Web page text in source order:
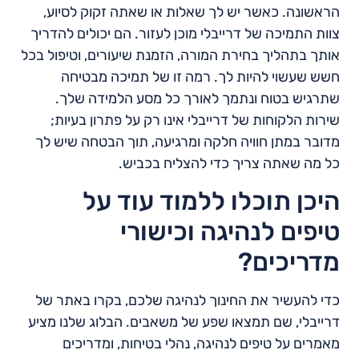
הראשונה. כאשר יש לך שאלות או שאתה זקוק לסיוע,
צוות התמיכה של דרייבלי מוכן לעזור. הם יכולים להדריך
אותך בתהליך בחירת המורה, הזמנת שיעורים, וטיפול בכל
חשש שעשוי להיות לך. רמה זו של תמיכה מבטיחה
שתרגיש בטוח ונתמך לאורך כל מסע הלמידה שלך.
שירות הלקוחות של דרייבלי אינו רק על פתרון בעיות;
מדובר במתן חוויה חלקה ומרגיעה, תוך הבטחה שיש לך
כל מה שאתה צריך כדי להצליח בכביש.
היכן תוכלו ללמוד עוד על
טיפים לנהיגה וכישורי
מדריכים?
כדי להעשיר את החינוך לנהיגה שלכם, בקרו באתר של
דרייבלי, שם תמצאו שפע של משאבים. הבלוג שלנו מציע
מאמרים על טיפים לנהיגה, נהלי בטיחות, ומדריכים